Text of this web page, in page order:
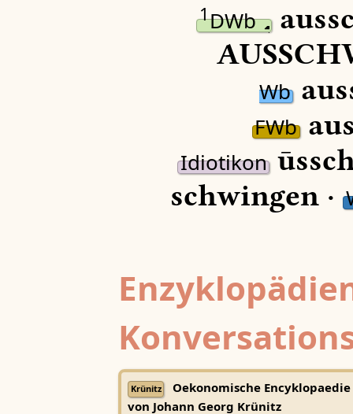
1DWb
Wb
FWb
Idiotikon
schwingen ·
Krünitz
Oekonomische Encyklopaedie
von Johann Georg Krünitz